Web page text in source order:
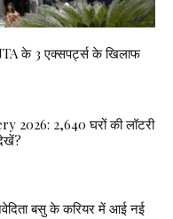
के 3 एक्सपर्ट्स के खिलाफ
2026: 2,640 घरों की लॉटरी
बसु के करियर में आई नई